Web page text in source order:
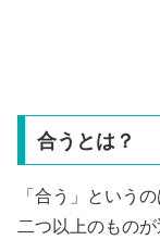
合うとは？
「合う」という
二つ以上のもの